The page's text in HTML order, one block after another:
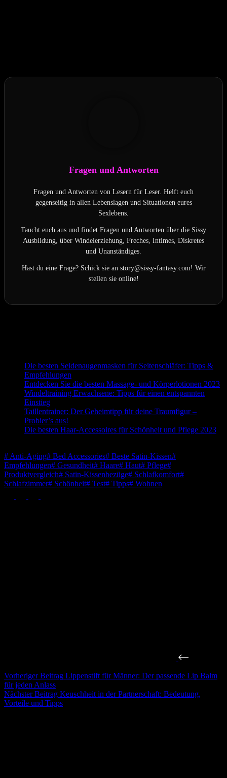
Fragen und Antworten
Fragen und Antworten von Lesern für Leser. Helft euch
gegenseitig in allen Lebenslagen und Situationen eures
Sexlebens.
Taucht euch aus und findet Fragen und Antworten über die Sissy
Ausbildung, über Windelerziehung, Freches, Intimes, Diskretes
und Unanständiges.
Hast du eine Frage? Schick sie an story@sissy-fantasy.com! Wir
stellen sie online!
Die besten Seidenaugenmasken für Seitenschläfer: Tipps &
Empfehlungen
Entdecken Sie die besten Massage- und Körperlotionen 2023
Windeltraining Erwachsene: Tipps für einen entspannten
Einstieg
Taillentrainer: Der Geheimtipp für deine Traumfigur –
Probier’s aus!
Die besten Haar-Accessoires für Schönheit und Pflege 2023
# Anti-Aging# Bed Accessories# Beste Satin-Kissen#
Empfehlungen# Gesundheit# Haare# Haut# Pflege#
Produktvergleich# Satin-Kissenbezüge# Schlafkomfort#
Schlafzimmer# Schönheit# Test# Tipps# Wohnen
VorherigerBeitrag Lippenstift für Männer: Der passende Lip Balm
für jeden Anlass
NächsterBeitrag Keuschheit in der Partnerschaft: Bedeutung,
Vorteile und Tipps